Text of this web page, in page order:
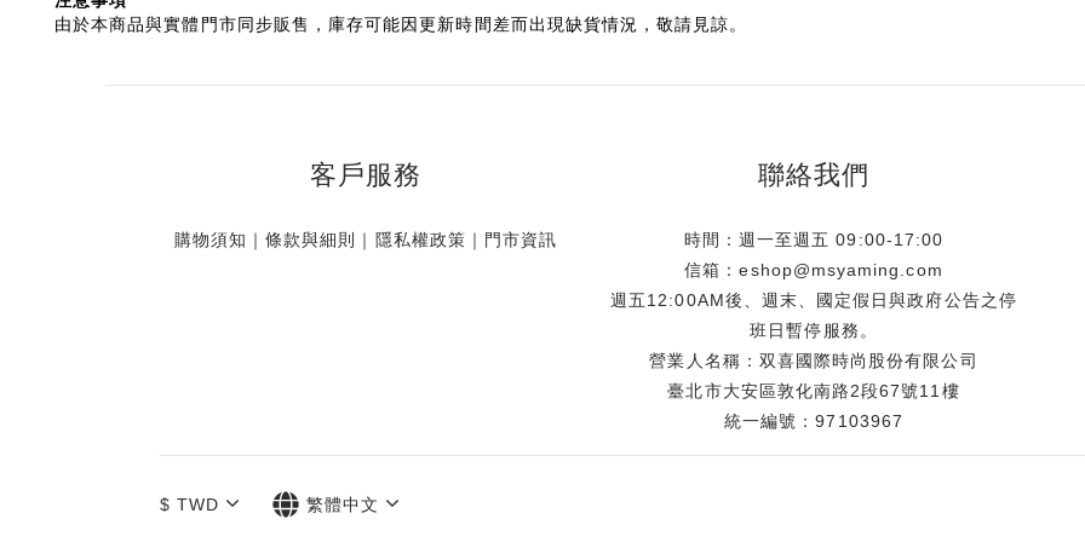
由於本商品與實體門市同步販售，庫存可能因更新時間差而出現缺貨情況，敬請見諒。
客戶服務
購物須知 ｜條款與細則 ｜ 隱私權政策 ｜ 門市資訊
聯絡我們
時間：週一至週五 09:00-17:00
信箱：eshop@msyaming.com
週五12:00AM後、週末、國定假日與政府公告之停
班日暫停服務。
營業人名稱：双喜國際時尚股份有限公司
臺北市大安區敦化南路2段67號11樓
統一編號：97103967
$ TWD 繁體中文